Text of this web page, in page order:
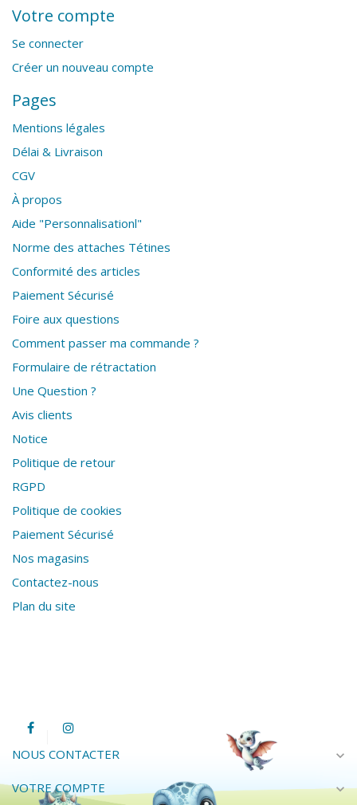
Votre compte
Se connecter
Créer un nouveau compte
Pages
Mentions légales
Délai & Livraison
CGV
À propos
Aide "Personnalisationl"
Norme des attaches Tétines
Conformité des articles
Paiement Sécurisé
Foire aux questions
Comment passer ma commande ?
Formulaire de rétractation
Une Question ?
Avis clients
Notice
Politique de retour
RGPD
Politique de cookies
Paiement Sécurisé
Nos magasins
Contactez-nous
Plan du site
NOUS CONTACTER expand_more
VOTRE COMPTE expand_more